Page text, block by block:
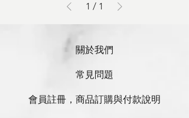
1 / 1
關於我們
常見問題
會員註冊，商品訂購與付款說明